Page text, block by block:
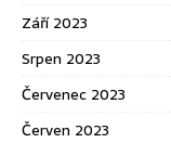
Září 2023
Srpen 2023
Červenec 2023
Červen 2023